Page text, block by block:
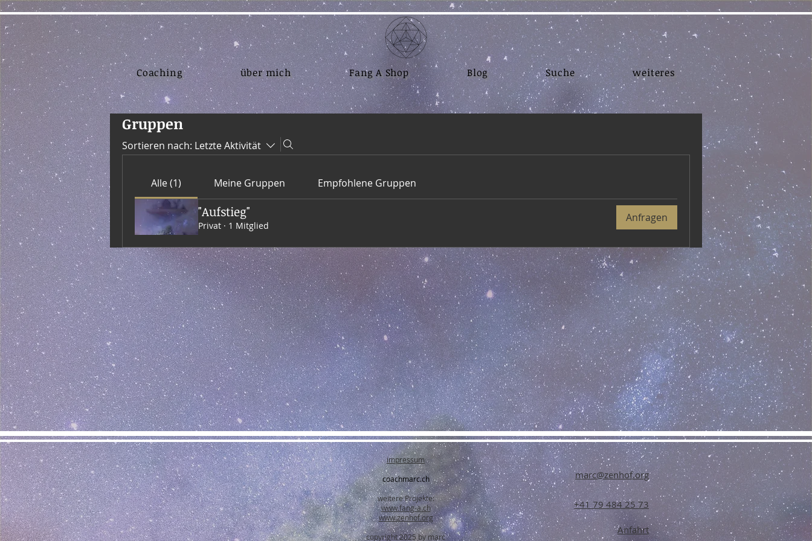
Coaching über mich Fang A Shop Blog Suche weiteres
Gruppen
Sortieren nach: Letzte Aktivität
Alle (1) Meine Gruppen Empfohlene Gruppen
"Aufstieg"
Privat · 1 Mitglied
Anfragen
impressum
coachmarc.ch
weitere Projekte:
www.fang-a.ch
www.zenhof.org
copyright 2025 by marc
marc@zenhof.org
+41 79 484 25 73
Anfahrt